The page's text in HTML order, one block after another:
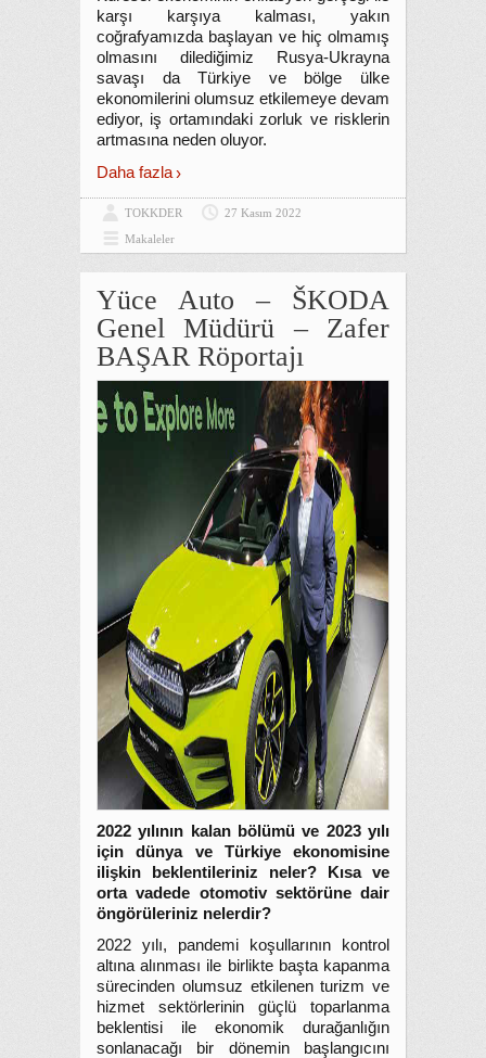
karşı karşıya kalması, yakın
coğrafyamızda başlayan ve hiç olmamış
olmasını dilediğimiz Rusya-Ukrayna
savaşı da Türkiye ve bölge ülke
ekonomilerini olumsuz etkilemeye devam
ediyor, iş ortamındaki zorluk ve risklerin
artmasına neden oluyor.
Daha fazla
TOKKDER
27 Kasım 2022
Makaleler
Yüce Auto – ŠKODA
Genel Müdürü – Zafer
BAŞAR Röportajı
2022 yılının kalan bölümü ve 2023 yılı
için dünya ve Türkiye ekonomisine
ilişkin beklentileriniz neler? Kısa ve
orta vadede otomotiv sektörüne dair
öngörüleriniz nelerdir?
2022 yılı, pandemi koşullarının kontrol
altına alınması ile birlikte başta kapanma
sürecinden olumsuz etkilenen turizm ve
hizmet sektörlerinin güçlü toparlanma
beklentisi ile ekonomik durağanlığın
sonlanacağı bir dönemin başlangıcını